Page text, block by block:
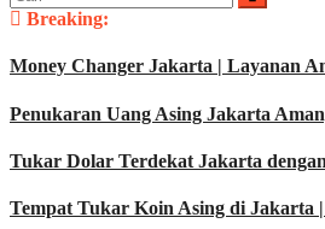
untuk:
Breaking:
Money Changer Jakarta | Layanan
Penukaran Uang Asing Jakarta
Tukar Dolar Terdekat Jakarta
Tempat Tukar Koin Asing di Jakarta